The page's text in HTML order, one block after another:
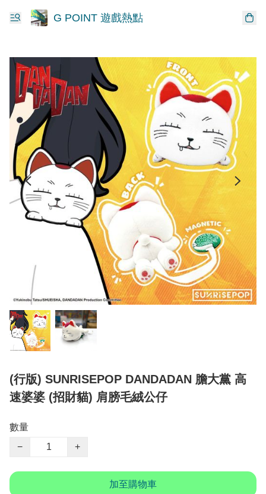
G POINT 遊戲熱點
(行版) SUNRISEPOP DANDADAN 膽大黨 高
速婆婆 (招財貓) 肩膀毛絨公仔
數量
−
+
加至購物車